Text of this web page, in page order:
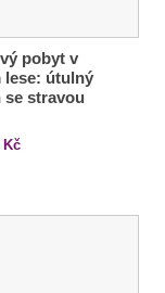
pobyt v
lese: útulný
se stravou
Kč